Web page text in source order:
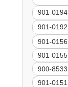
901-
901-
901-
901-
900-
901-